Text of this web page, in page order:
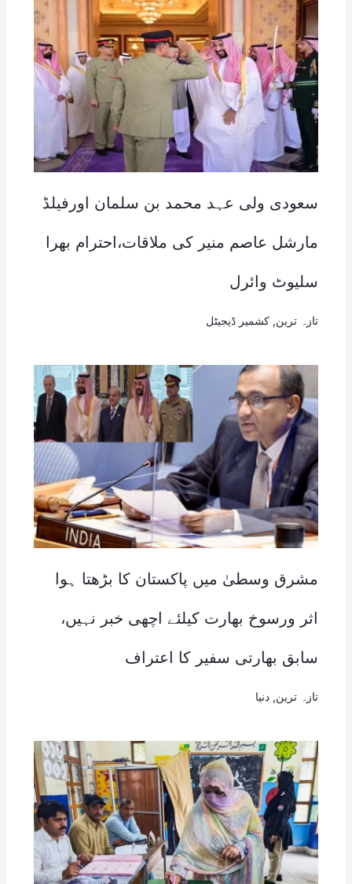
سعودی ولی عہد محمد بن سلمان اورفیلڈ
مارشل عاصم منیر کی ملاقات،احترام بھرا
سلیوٹ وائرل
تازہ ترین کشمیر ڈیجیٹل
مشرق وسطیٰ میں پاکستان کا بڑھتا ہوا
اثر ورسوخ بھارت کیلئے اچھی خبر نہیں،
سابق بھارتی سفیر کا اعتراف
تازہ ترین دنیا